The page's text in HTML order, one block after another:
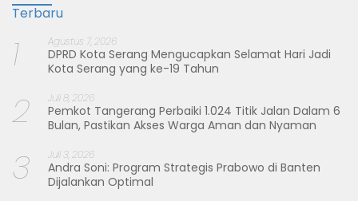
Terbaru
1 Agustus 7, 2026
DPRD Kota Serang Mengucapkan Selamat Hari Jadi
Kota Serang yang ke-19 Tahun
2 Juli 8, 2026
Pemkot Tangerang Perbaiki 1.024 Titik Jalan Dalam 6
Bulan, Pastikan Akses Warga Aman dan Nyaman
3 Juli 3, 2026
Andra Soni: Program Strategis Prabowo di Banten
Dijalankan Optimal